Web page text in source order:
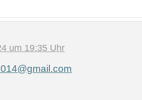
um 19:35 Uhr